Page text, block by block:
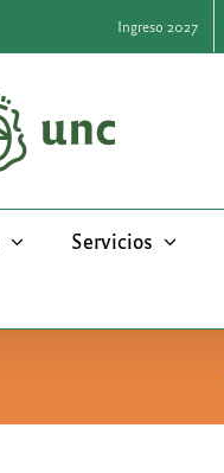
Ingreso 2027
Servicios